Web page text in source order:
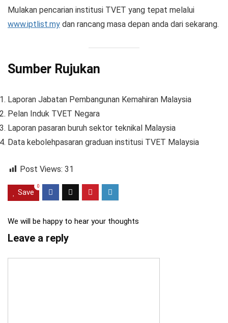
Mulakan pencarian institusi TVET yang tepat melalui
www.iptlist.my dan rancang masa depan anda dari sekarang.
Sumber Rujukan
Laporan Jabatan Pembangunan Kemahiran Malaysia
Pelan Induk TVET Negara
Laporan pasaran buruh sektor teknikal Malaysia
Data kebolehpasaran graduan institusi TVET Malaysia
Post Views: 31
Save
0
We will be happy to hear your thoughts
Leave a reply